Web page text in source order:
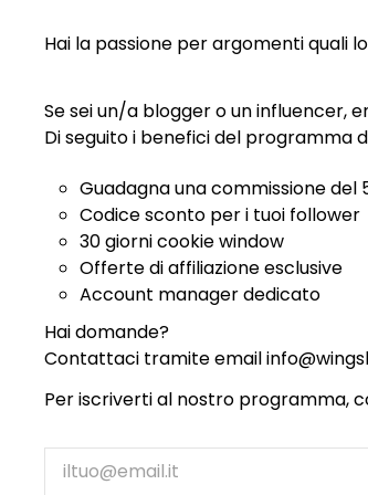
Hai la passione per argomenti quali
Se sei un/a blogger o un influencer,
Di seguito i benefici del programma
Guadagna una commissione del
Codice sconto per i tuoi follower
30 giorni cookie window
Offerte di affiliazione esclusive
Account manager dedicato
Hai domande?
Contattaci tramite email
Per iscriverti al nostro programma,